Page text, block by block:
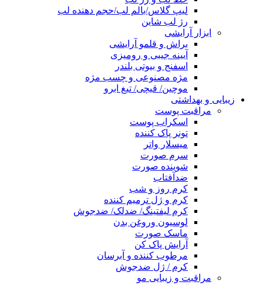
لیپ گلاس/بالم لب/حجم دهنده لب
رژ لب شاین
ابزار آرایشی
براش و قلمو آرایشی
آیینه جیبی و رومیزی
اسفنج و بیوتی بلندر
مژه مصنوعی و چسب مژه
موچین/ قیچی/ تیغ ابرو
زیبایی و بهداشتی
مراقبت پوست
اسکراب پوست
تونر پاک کننده
میسلار واتر
سرم صورت
شوینده صورت
ضدآفتاب
کرم روز و شب
کرم و ژل ترمیم کننده
کرم لیفتینگ/ ضدلک/ ضدجوش
لوسیون وروغن بدن
ماسک صورت
آرایش پاک کن
مرطوب کننده و آبرسان
کرم / ژل ضدجوش
مراقبت و زیبایی مو